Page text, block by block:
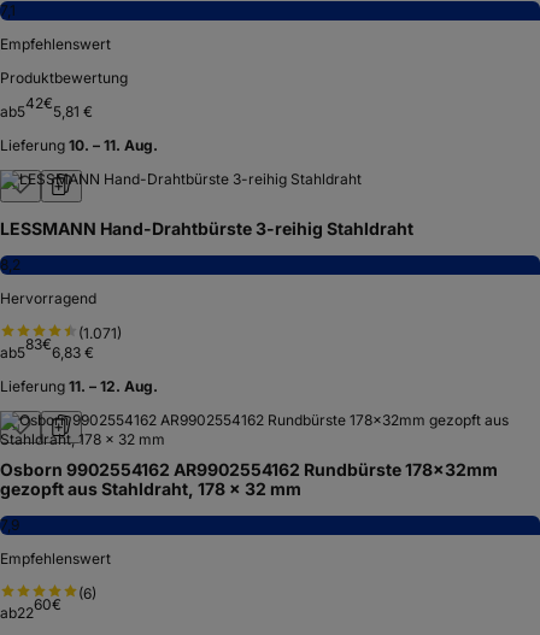
7,1
Empfehlenswert
Produktbewertung
ab542€5,81 €
Lieferung 10. – 11. Aug.
LESSMANN Hand-Drahtbürste 3-reihig Stahldraht
8,2
Hervorragend
(1.071)
ab583€6,83 €
Lieferung 11. – 12. Aug.
Osborn 9902554162 AR9902554162 Rundbürste 178x32mm
gezopft aus Stahldraht, 178 x 32 mm
7,9
Empfehlenswert
(6)
ab2260€